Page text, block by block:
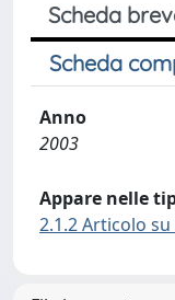
Scheda
Scheda
Anno
2003
Appare nelle
2.1.2 Articolo